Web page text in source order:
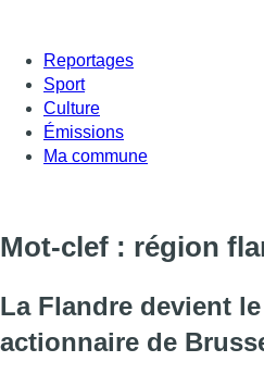
Reportages
Sport
Culture
Émissions
Ma commune
Mot-clef : région
La Flandre devient
actionnaire de